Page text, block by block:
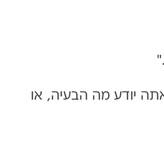
יודע מה הבעיה, או